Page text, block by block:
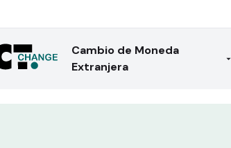
Cambio de Moneda
Extranjera